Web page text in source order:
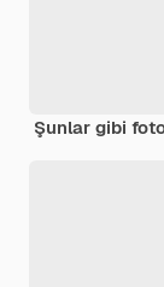
Şunlar gibi